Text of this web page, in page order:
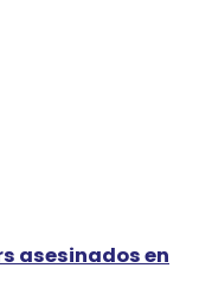
asesinados en